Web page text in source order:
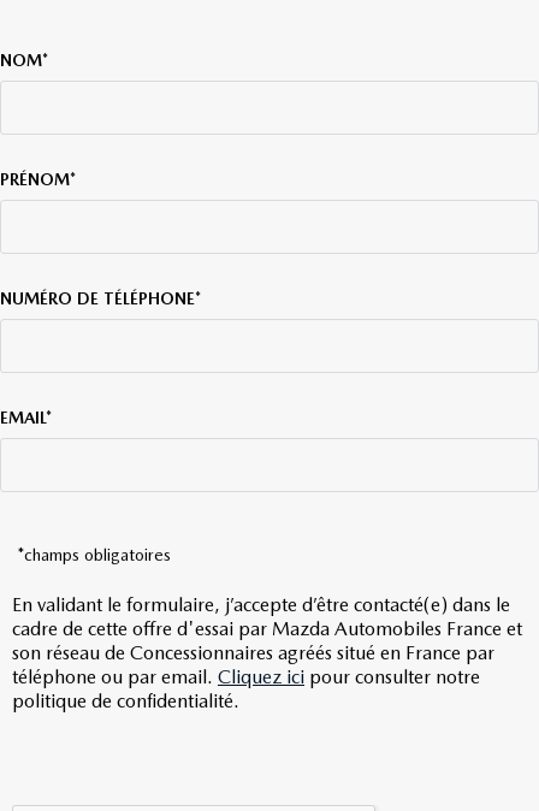
NOM*
PRÉNOM*
NUMÉRO DE TÉLÉPHONE*
EMAIL*
*champs obligatoires
En validant le formulaire, j’accepte d’être contacté(e) dans le
cadre de cette offre d'essai par Mazda Automobiles France et
son réseau de Concessionnaires agréés situé en France par
téléphone ou par email. Cliquez ici pour consulter notre
politique de confidentialité.